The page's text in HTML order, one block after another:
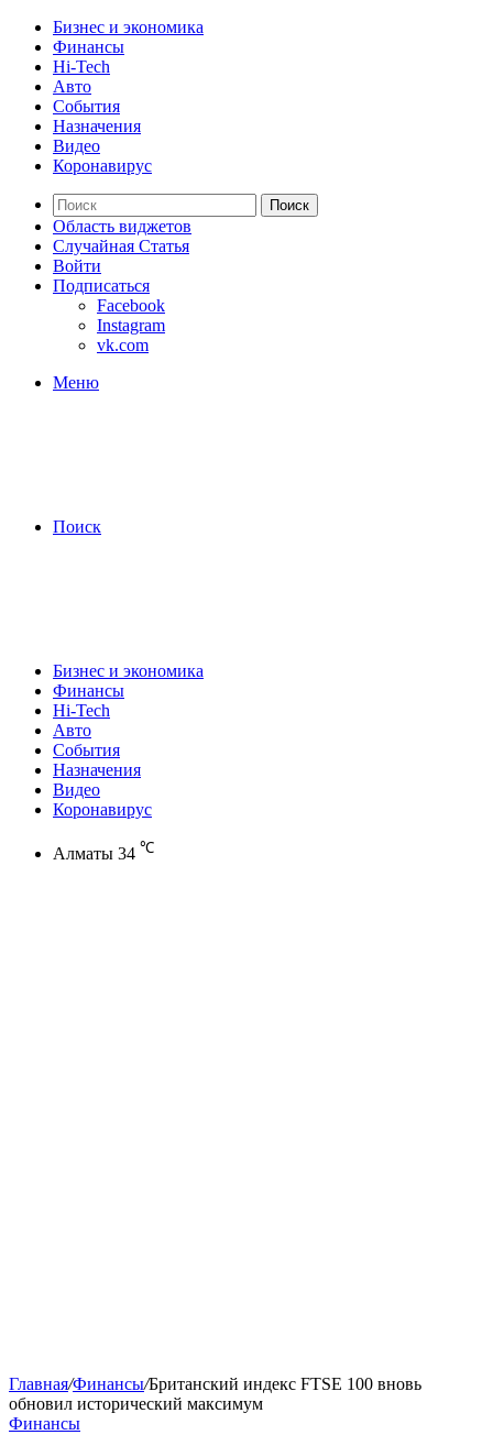
Бизнес и экономика
Финансы
Hi-Tech
Авто
События
Назначения
Видео
Коронавирус
Поиск
Область виджетов
Случайная Статья
Войти
Подписаться
Facebook
Instagram
vk.com
Меню
Поиск
Бизнес и экономика
Финансы
Hi-Tech
Авто
События
Назначения
Видео
Коронавирус
Алматы 34 ℃
Главная/Финансы/Британский индекс FTSE 100 вновь
обновил исторический максимум
Финансы